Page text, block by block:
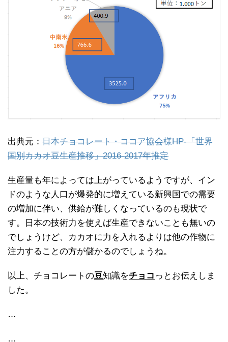
出典元： 日本チョコレート・ココア協会様HP-「世界
国別カカオ豆生産推移」2016-2017年推定
生産量も年によっては上がっているようですが、イン
ドのような人口が爆発的に増えている新興国での需要
の増加に伴い、供給が難しくなっているのも現状で
す。日本の技術力を使えば生産できないことも無いの
でしょうけど、カカオに力を入れるよりは他の作物に
注力することの方が儲かるのでしょうね。
以上、チョコレートの豆知識をチョコ っとお伝えしま
した。
…
…